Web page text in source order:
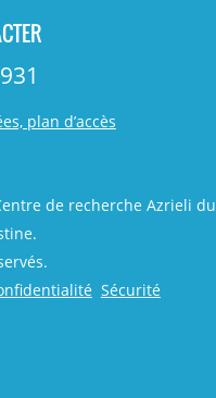
plan d’accès
de recherche Azrieli du
Sécurité